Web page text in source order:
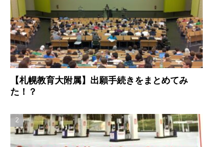
【札幌教育大附属】出願手続きをまとめてみ
た！？